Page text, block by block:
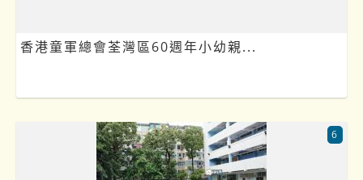
香港童軍總會荃灣區60週年小幼親...
6